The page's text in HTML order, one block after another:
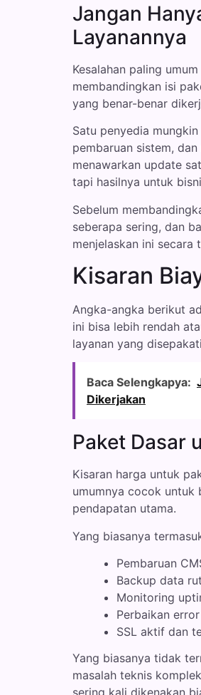
Jangan
Layanannya
Kesalahan paling
membandingkan isi
yang benar-benar
Satu penyedia
pembaruan sistem,
menawarkan update
tapi hasilnya untuk
Sebelum
seberapa sering, dan
menjelaskan ini secara
Kisaran
Angka-angka berikut
ini bisa lebih rendah
layanan yang
Baca Selengkapya:
Dikerjakan
Paket Dasar
Kisaran harga untuk
umumnya cocok untuk
pendapatan utama.
Yang biasanya
Pembaruan
Backup data
Monitoring
Perbaikan
SSL aktif dan
Yang biasanya tidak
masalah teknis
sering kali dikenakan